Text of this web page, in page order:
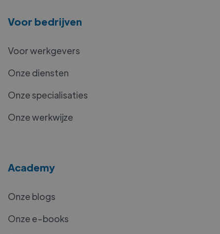
Voor bedrijven
Voor werkgevers
Onze diensten
Onze specialisaties
Onze werkwijze
Academy
Onze blogs
Onze e-books